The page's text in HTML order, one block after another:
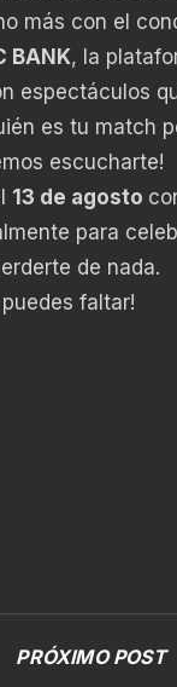
más con el
BANK, la
espectáculos
es tu match
escucharte!
13 de agosto
para
de nada.
faltar!
PRÓXIMO POST